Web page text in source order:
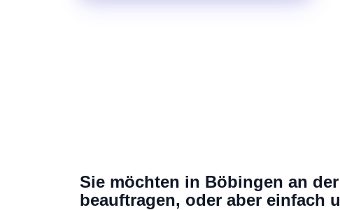
Sie möchten in Böbingen an
beauftragen, oder aber einfach